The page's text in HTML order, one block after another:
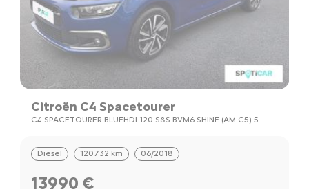
Citroën C4 Spacetourer
C4 SPACETOURER BLUEHDI 120 S&S BVM6 SHINE (AM C5) 5
Diesel 120732 km 06/2018
13990 €